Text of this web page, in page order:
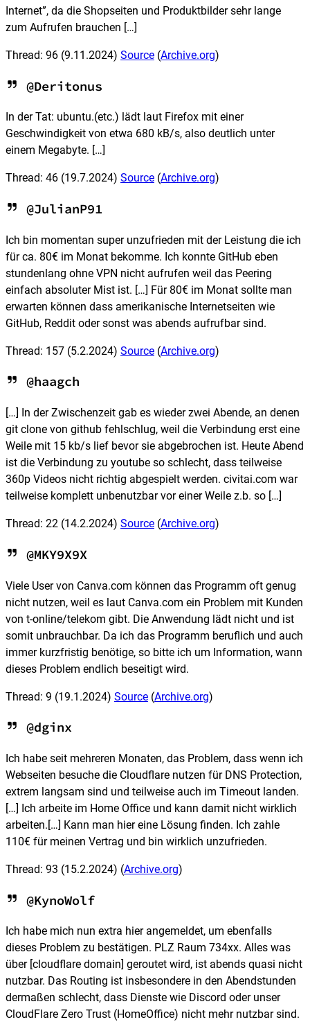
Internet”, da die Shopseiten und Produktbilder sehr lange
zum Aufrufen brauchen […]
Thread: 96 (9.11.2024) Source (Archive.org)
@Deritonus
In der Tat: ubuntu.(etc.) lädt laut Firefox mit einer
Geschwindigkeit von etwa 680 kB/s, also deutlich unter
einem Megabyte. […]
Thread: 46 (19.7.2024) Source (Archive.org)
@JulianP91
Ich bin momentan super unzufrieden mit der Leistung die ich
für ca. 80€ im Monat bekomme. Ich konnte GitHub eben
stundenlang ohne VPN nicht aufrufen weil das Peering
einfach absoluter Mist ist. […] Für 80€ im Monat sollte man
erwarten können dass amerikanische Internetseiten wie
GitHub, Reddit oder sonst was abends aufrufbar sind.
Thread: 157 (5.2.2024) Source (Archive.org)
@haagch
[…] In der Zwischenzeit gab es wieder zwei Abende, an denen
git clone von github fehlschlug, weil die Verbindung erst eine
Weile mit 15 kb/s lief bevor sie abgebrochen ist. Heute Abend
ist die Verbindung zu youtube so schlecht, dass teilweise
360p Videos nicht richtig abgespielt werden. civitai.com war
teilweise komplett unbenutzbar vor einer Weile z.b. so […]
Thread: 22 (14.2.2024) Source (Archive.org)
@MKY9X9X
Viele User von Canva.com können das Programm oft genug
nicht nutzen, weil es laut Canva.com ein Problem mit Kunden
von t-online/telekom gibt. Die Anwendung lädt nicht und ist
somit unbrauchbar. Da ich das Programm beruflich und auch
immer kurzfristig benötige, so bitte ich um Information, wann
dieses Problem endlich beseitigt wird.
Thread: 9 (19.1.2024) Source (Archive.org)
@dginx
Ich habe seit mehreren Monaten, das Problem, dass wenn ich
Webseiten besuche die Cloudflare nutzen für DNS Protection,
extrem langsam sind und teilweise auch im Timeout landen.
[…] Ich arbeite im Home Office und kann damit nicht wirklich
arbeiten.[…] Kann man hier eine Lösung finden. Ich zahle
110€ für meinen Vertrag und bin wirklich unzufrieden.
Thread: 93 (15.2.2024) (Archive.org)
@KynoWolf
Ich habe mich nun extra hier angemeldet, um ebenfalls
dieses Problem zu bestätigen. PLZ Raum 734xx. Alles was
über [cloudflare domain] geroutet wird, ist abends quasi nicht
nutzbar. Das Routing ist insbesondere in den Abendstunden
dermaßen schlecht, dass Dienste wie Discord oder unser
CloudFlare Zero Trust (HomeOffice) nicht mehr nutzbar sind.